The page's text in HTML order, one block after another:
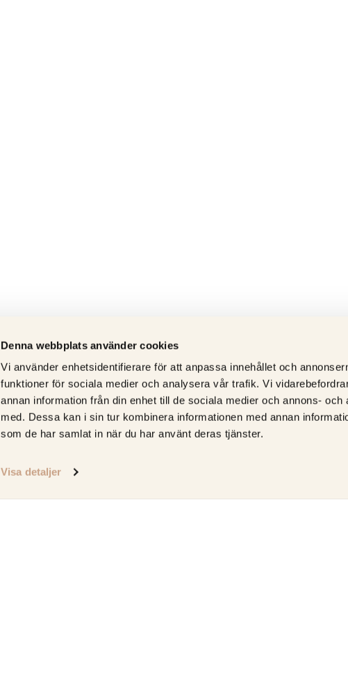
Denna webbplats använder cookies
Vi använder enhetsidentifierare för att anpassa innehållet och
funktioner för sociala medier och analysera vår trafik. Vi
annan information från din enhet till de sociala medier och annons-
med. Dessa kan i sin tur kombinera informationen med annan
som de har samlat in när du har använt deras tjänster.
Visa detaljer